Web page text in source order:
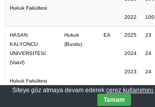
Hukuk Fakültesi
2022 100
HASAN
KALYONCU
ÜNİVERSİTESİ
(Vakıf)
Hukuk Fakültesi
Hukuk
(Burslu)
EA 2025
2024
2023
2022
23
24
24
30
Siteye göz atmaya devam ederek çerez kullanımını
Tamam